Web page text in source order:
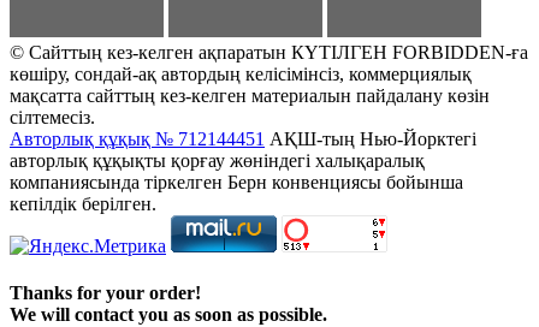
© Сайттың кез-келген ақпаратын КҮТІЛГЕН FORBIDDEN-ға
көшіру, сондай-ақ автордың келісімінсіз, коммерциялық
мақсатта сайттың кез-келген материалын пайдалану көзін
сілтемесіз.
Авторлық құқық № 712144451 АҚШ-тың Нью-Йорктегі
авторлық құқықты қорғау жөніндегі халықаралық
компаниясында тіркелген Берн конвенциясы бойынша
кепілдік берілген.
Thanks for your order!
We will contact you as soon as possible.